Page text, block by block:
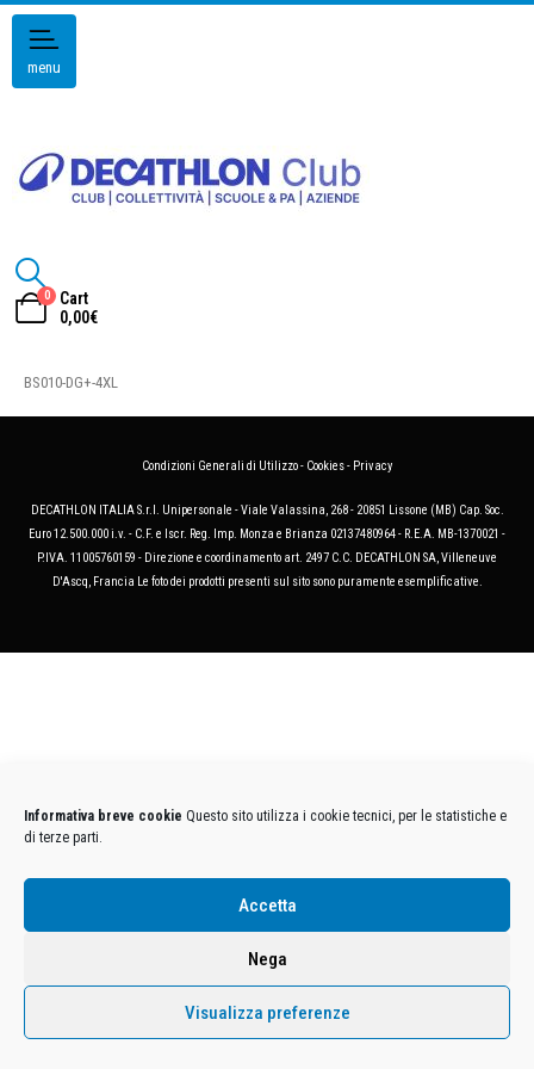
Informativa breve cookie Questo sito utilizza i cookie tecnici, per le statistiche e
di terze parti.
Accetta
Nega
Visualizza preferenze
menu
0
Cart
0,00€
BS010-DG+-4XL
Condizioni Generali di Utilizzo- Cookies- Privacy
DECATHLON ITALIA S.r.l. Unipersonale - Viale Valassina, 268 - 20851 Lissone (MB) Cap. Soc.
Euro 12.500.000 i.v. - C.F. e Iscr. Reg. Imp. Monza e Brianza 02137480964 - R.E.A. MB-1370021 -
P.IVA. 11005760159 - Direzione e coordinamento art. 2497 C.C. DECATHLON SA, Villeneuve
D'Ascq, Francia Le foto dei prodotti presenti sul sito sono puramente esemplificative.